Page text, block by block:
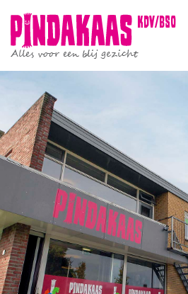
kdv/bso
Alles voor een blij gezicht
Pindakaasreis
Informatie
Beleid & kwaliteit
Gezinscoach
Nieuws